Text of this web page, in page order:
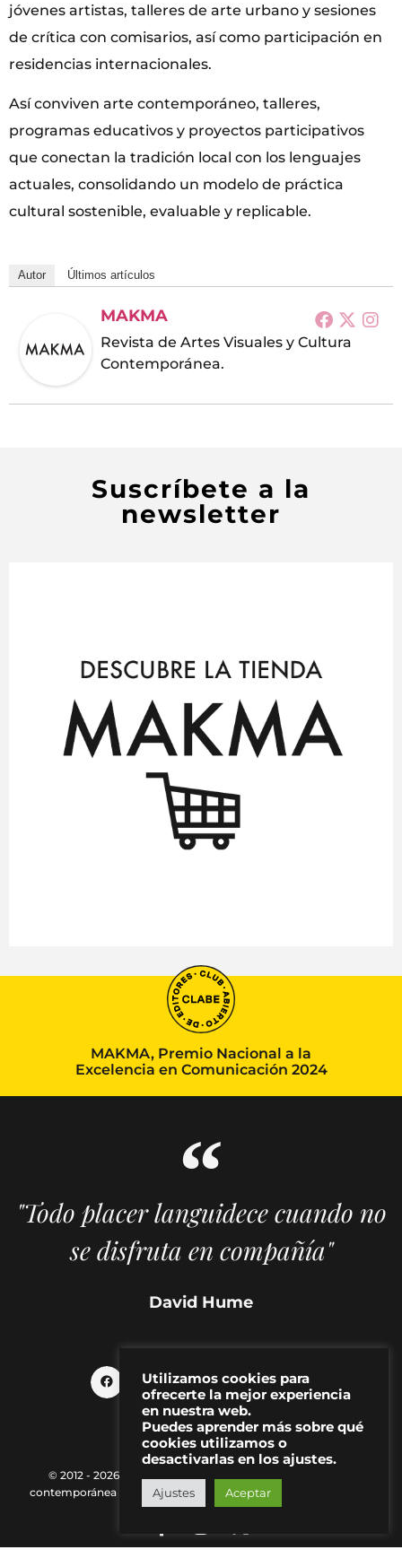
jóvenes artistas, talleres de arte urbano y sesiones
de crítica con comisarios, así como participación en
residencias internacionales.
Así conviven arte contemporáneo, talleres,
programas educativos y proyectos participativos
que conectan la tradición local con los lenguajes
actuales, consolidando un modelo de práctica
cultural sostenible, evaluable y replicable.
Autor Últimos artículos
MAKMA
Revista de Artes Visuales y Cultura
Contemporánea.
Suscríbete a la
newsletter
MAKMA, Premio Nacional a la
Excelencia en Comunicación 2024
"Todo placer languidece cuando no
se disfruta en compañía"
David Hume
© 2012 - 2026 MAKMA | Revista de artes visuales y cultura
contemporánea |
Política de Privacidad|Aviso Legal
Utilizamos cookies para
ofrecerte la mejor experiencia
en nuestra web.
Puedes aprender más sobre qué
cookies utilizamos o
desactivarlas en los ajustes.
Ajustes Aceptar